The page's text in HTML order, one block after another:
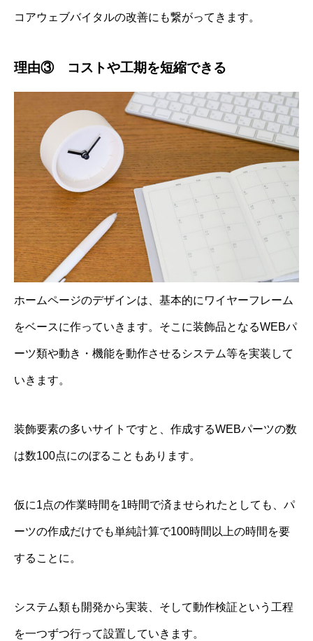
コアウェブバイタルの改善にも繋がってきます。
理由③ コストや工期を短縮できる
ホームページのデザインは、基本的にワイヤーフレーム
をベースに作っていきます。そこに装飾品となるWEBパ
ーツ類や動き・機能を動作させるシステム等を実装して
いきます。
装飾要素の多いサイトですと、作成するWEBパーツの数
は数100点にのぼることもあります。
仮に1点の作業時間を1時間で済ませられたとしても、パ
ーツの作成だけでも単純計算で100時間以上の時間を要
することに。
システム類も開発から実装、そして動作検証という工程
を一つずつ行って設置していきます。